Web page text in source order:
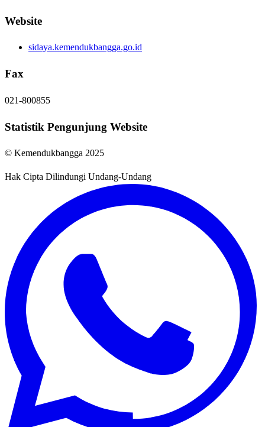
Website
sidaya.kemendukbangga.go.id
Fax
021-800855
Statistik Pengunjung Website
© Kemendukbangga 2025
Hak Cipta Dilindungi Undang-Undang